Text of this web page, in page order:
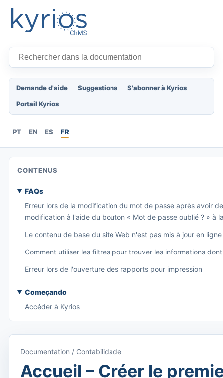
Demande d'aide Suggestions
S'abonner à Kyrios
Portail Kyrios
PT EN ES FR
CONTENUS
FAQs
Erreur lors de la modification du mot de passe après avoir
modification à l'aide du bouton « Mot de passe oublié ? » à
Le contenu de base du site Web n'est pas mis à jour en ligne
Comment utiliser les filtres pour trouver les informations
Erreur lors de l'ouverture des rapports pour impression
Começando
Accéder à Kyrios
Accès à la documentation
Documentation / Contabilidade
Accueil – Créer le